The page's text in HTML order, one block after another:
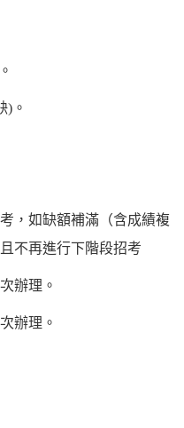
)。
，如缺額補滿（含成績複
不再進行下階段招考
辦理。
辦理。